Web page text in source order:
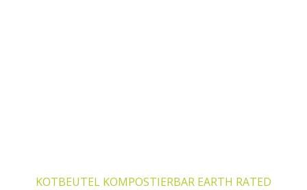
KOTBEUTEL KOMPOSTIERBAR EARTH RATED